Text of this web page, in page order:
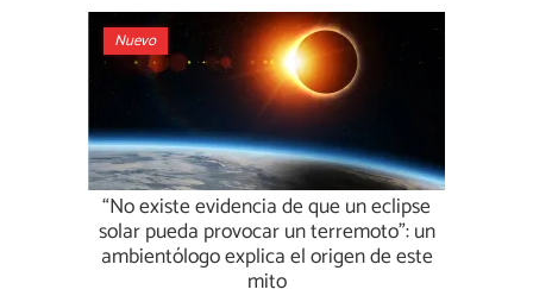
Nuevo
“No existe evidencia de que un eclipse
solar pueda provocar un terremoto”: un
ambientólogo explica el origen de este
mito